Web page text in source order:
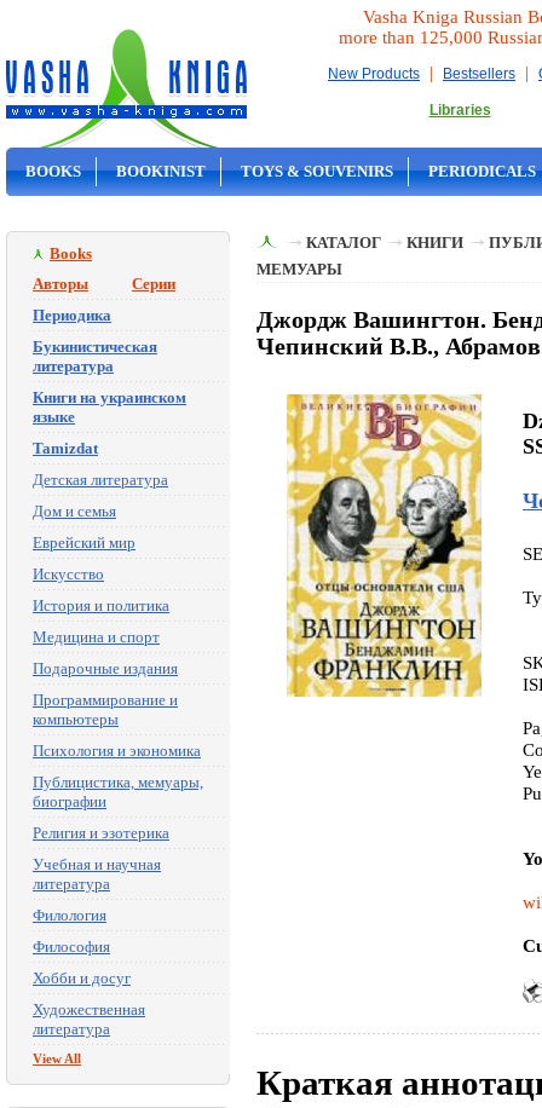
Vasha Kniga Russian
more than 125,000
New Products | Bestsellers |
Libraries
BOOKS BOOKINIST TOYS & SOUVENIRS PERIODICALS
Books
Авторы
Серии
Периодика
Букинистическая
литература
Книги на украинском
языке
Tamizdat
Детская литература
Дом и семья
Еврейский мир
Искусство
История и политика
Медицина и спорт
Подарочные издания
Программирование и
компьютеры
Психология и экономика
Публицистика, мемуары,
биографии
Религия и эзотерика
Учебная и научная
литература
Филология
Философия
Хобби и досуг
Художественная
литература
View All
КАТАЛОГ КНИГИ
МЕМУАРЫ
Джордж Вашингтон.
Чепинский В.В.,
Краткая